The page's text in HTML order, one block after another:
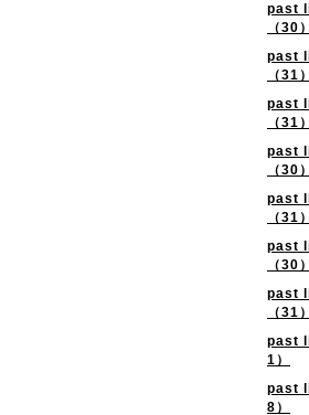
past
（30）
past
（31）
past
（31）
past
（30）
past
（31）
past
（30）
past
（31）
past
1）
past
8）